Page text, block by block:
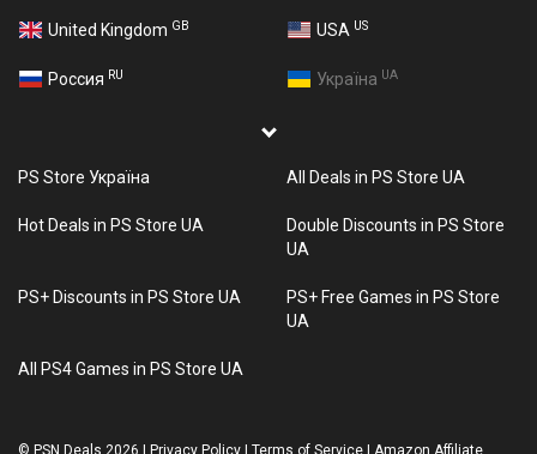
United Kingdom GB USA US
Россия RU Україна UA
PS Store Україна All Deals in PS Store UA
Hot Deals in PS Store UA
Double Discounts in PS Store
UA
PS+ Discounts in PS Store UA
PS+ Free Games in PS Store
UA
All PS4 Games in PS Store UA
© PSN Deals 2026 Privacy Policy Terms of Service Amazon Affiliate